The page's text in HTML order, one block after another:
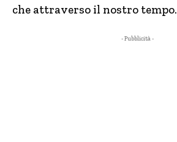
che attraverso il nostro tempo.
- Pubblicità -